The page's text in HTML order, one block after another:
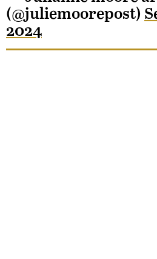
(@juliemoorepost)
2024